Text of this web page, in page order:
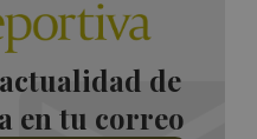
de
en tu correo